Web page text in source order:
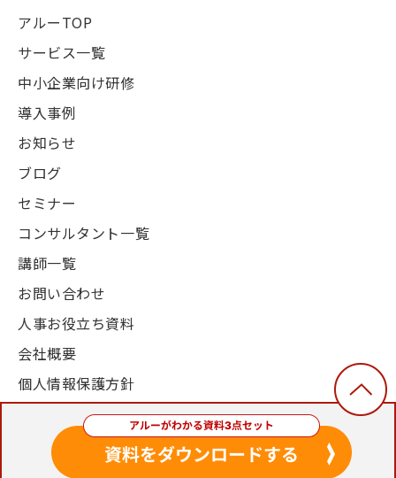
アルーTOP
サービス一覧
中小企業向け研修
導入事例
お知らせ
ブログ
セミナー
コンサルタント一覧
講師一覧
お問い合わせ
人事お役立ち資料
会社概要
個人情報保護方針
© 2003-2024, Alue Co., Ltd. All Rights Reserved.